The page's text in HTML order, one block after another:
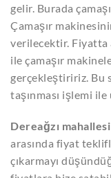
gelir. Burada
Çamaşır
verilecektir. Fiyatta
ile çamaşır
gerçekleştiririz. Bu
taşınması işlemi ile
Dereağzı
arasında fiyat
çıkarmayı